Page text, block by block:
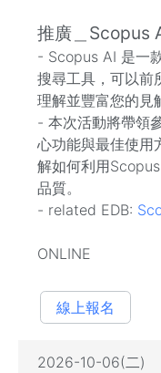
推廣＿Scopus
- Scopus AI 是一
搜尋工具，可以前
理解並豐富您的見
- 本次活動將帶領
心功能與最佳使用
解如何利用
品質。
- related EDB:
ONLINE
線上報名
2026-10-06(二)